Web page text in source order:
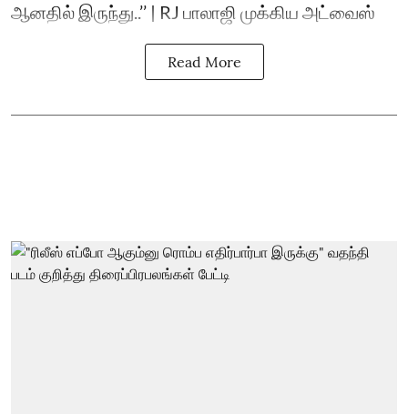
ஆனதில் இருந்து..’’ | RJ பாலாஜி முக்கிய அட்வைஸ்
Read More